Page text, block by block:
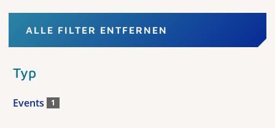
ALLE FILTER ENTFERNEN
Typ
Events 1